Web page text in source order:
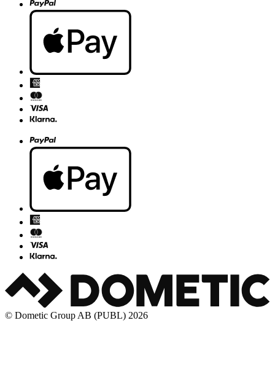
© Dometic Group AB (PUBL) 2026